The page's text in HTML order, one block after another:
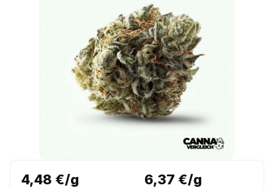
4,48 €/g 6,37 €/g